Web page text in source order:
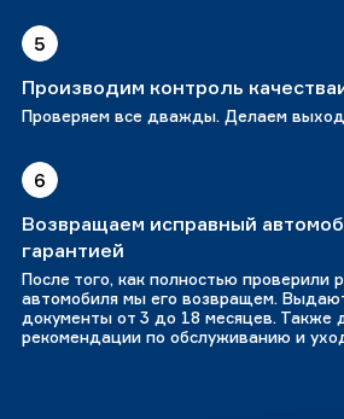
5
Производим контроль
Проверяем все дважды. Делаем
6
Возвращаем исправный
гарантией
После того, как полностью проверили
автомобиля мы его возвращем.
документы от 3 до 18 месяцев. Также
рекомендации по обслуживанию и